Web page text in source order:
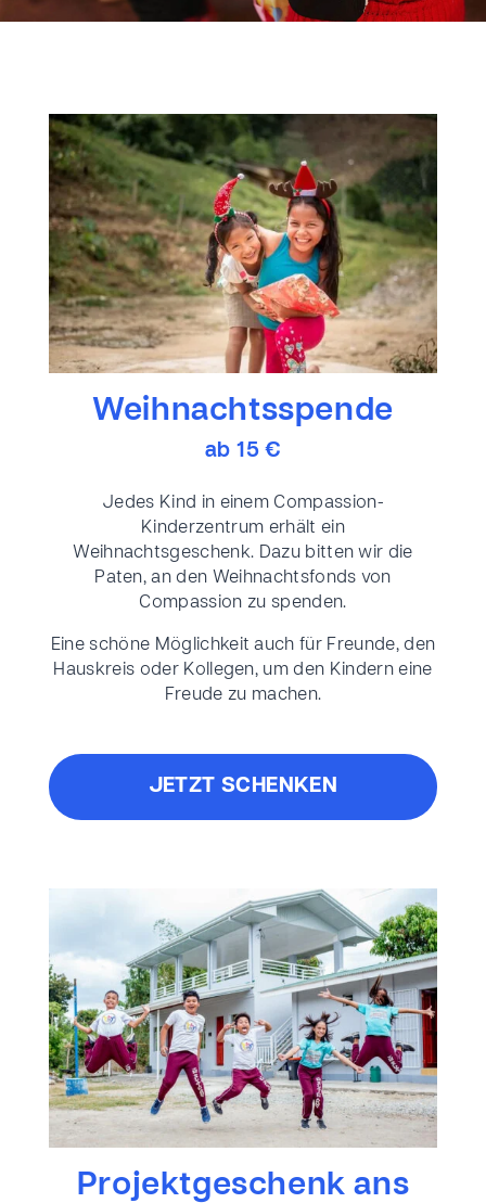
Weihnachtsspende
ab 15 €
Jedes Kind in einem Compassion-
Kinderzentrum erhält ein
Weihnachtsgeschenk. Dazu bitten wir die
Paten, an den Weihnachtsfonds von
Compassion zu spenden.
Eine schöne Möglichkeit auch für Freunde, den
Hauskreis oder Kollegen, um den Kindern eine
Freude zu machen.
JETZT SCHENKEN
Projektgeschenk ans